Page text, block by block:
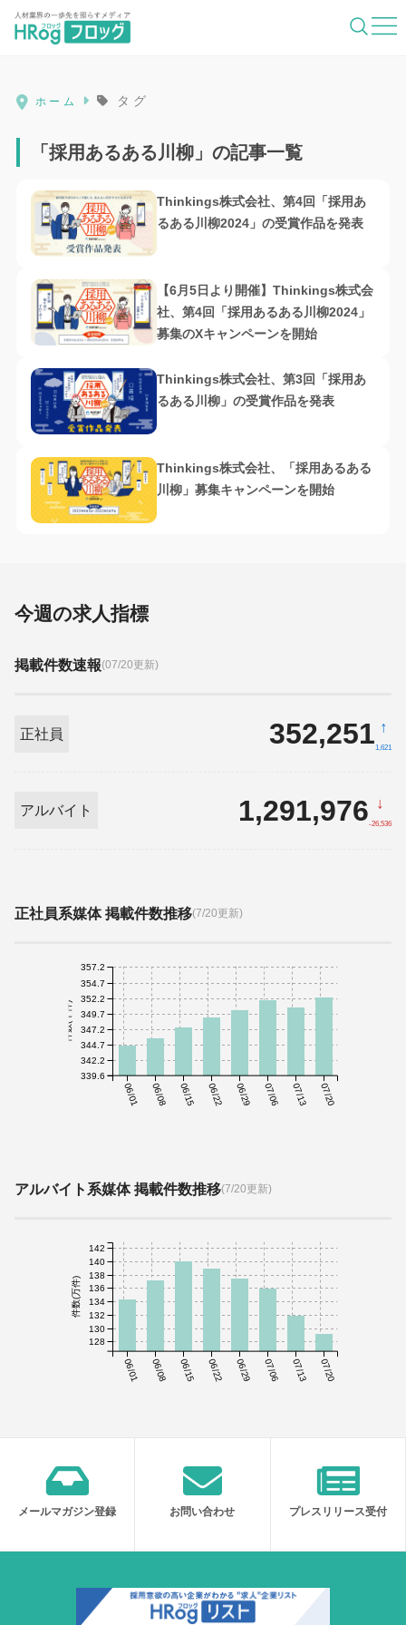
HRog | 人材業界の一歩先を照らすメディ
ホーム タグ
「採用あるある川柳」の記事一覧
Thinkings株式会社、第4回「採用あ
るある川柳2024」の受賞作品を発表
【6月5日より開催】Thinkings株式会
社、第4回「採用あるある川柳2024」
募集のXキャンペーンを開始
Thinkings株式会社、第3回「採用あ
るある川柳」の受賞作品を発表
Thinkings株式会社、「採用あるある
川柳」募集キャンペーンを開始
今週の求人指標
掲載件数速報(07/20更新)
正社員 352,251 ↑
1,621
アルバイト 1,291,976 ↓
-26,536
正社員系媒体 掲載件数推移(7/20更新)
06/01 06/08 06/15 06/22 06/29 07/06 07/13 07/20
件数(千件)
339.6
342.2
344.7
347.2
349.7
352.2
354.7
357.2
アルバイト系媒体 掲載件数推移(7/20更新)
06/01 06/08 06/15 06/22 06/29 07/06 07/13 07/20
件数(万件)
128
130
132
134
136
138
140
142
メールマガジン登録 お問い合わせ プレスリリース受付